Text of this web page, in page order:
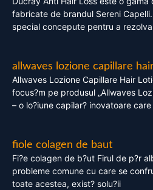
fabricate de brandul Sereni
special concepute pentru a
allwaves lozione capillare
Allwaves Lozione Capillare Hair
focus?m pe produsul „Allwaves
– o lo?iune capilar? inovatoare
fiole colagen de baut
Fi?e colagen de b?ut Firul de p?r
probleme comune cu care se
toate acestea, exist? solu?ii